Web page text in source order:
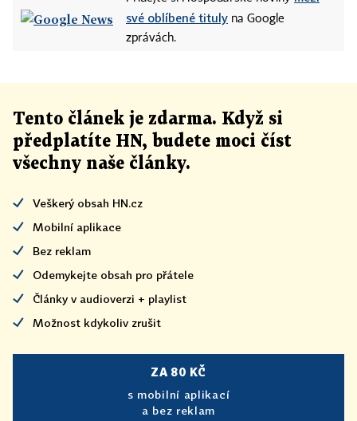
své oblíbené tituly na Google
zprávách.
Tento článek je zdarma. Když si
předplatíte HN, budete moci číst
všechny naše články.
Veškerý obsah HN.cz
Mobilní aplikace
Bez reklam
Odemykejte obsah pro přátele
Články v audioverzi + playlist
Možnost kdykoliv zrušit
ZA 80 KČ
s mobilní aplikací
a bez reklam